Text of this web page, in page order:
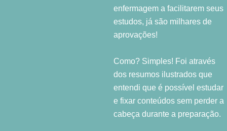
enfermagem a facilitarem seus
estudos, já são milhares de
aprovações!
Como? Simples! Foi através
dos resumos ilustrados que
entendi que é possível estudar
e fixar conteúdos sem perder a
cabeça durante a preparação.